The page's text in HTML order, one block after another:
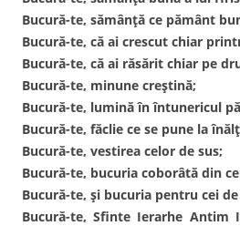
Bucură-te, sămânță ce pământ
Bucură-te, că ai crescut chiar
Bucură-te, că ai răsărit chiar pe
Bucură-te, minune creștină;
Bucură-te, lumină în întunericul
Bucură-te, făclie ce se pune la
Bucură-te, vestirea celor de sus;
Bucură-te, bucuria coborâtă din
Bucură-te, și bucuria pentru cei
Bucură-te, Sfinte Ierarhe Antim